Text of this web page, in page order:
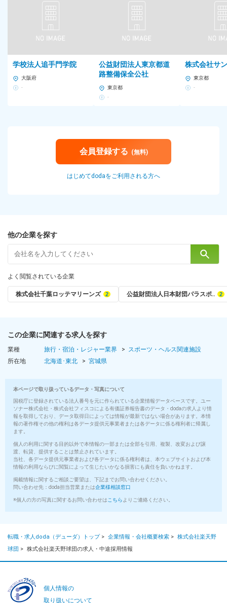
学校法人追手門学院
大阪府
-
公益財団法人東京都道
路整備保全公社
東京都
-
株式会社サ
東京都
-
会員登録する (無料)
はじめてdodaをご利用される方へ
他の企業を探す
よく閲覧されている企業
株式会社千葉ロッテマリーンズ 公益財団法人日本財団パラスポ‥
この企業に関連する求人を探す
業種 旅行・宿泊・レジャー業界
スポーツ・ヘルス関連施設
所在地
北海道･東北 宮城県
本ページで取り扱っているデータ・写真について
国税庁に登録されている法人番号を元に作られている企業情報データベースです。ユー
ソナー株式会社・株式会社フィスコによる有価証券報告書のデータ・dodaの求人より情
報を取得しており、データ取得日によっては情報が最新ではない場合があります。本情
報の著作権その他の権利は各データ提供元事業者または各データに係る権利者に帰属し
ます。
個人の利用に関する目的以外で本情報の一部または全部を引用、複製、改変および譲
渡、転貸、提供することは禁止されています。
当社、各データ提供元事業者および各データに係る権利者は、本ウェブサイトおよび本
情報の利用ならびに閲覧によって生じたいかなる損害にも責任を負いかねます。
掲載情報に関するご相談ご要望は、下記までお問い合わせください。
問い合わせ先：doda担当営業または企業様相談窓口
※個人の方の写真に関するお問い合わせは こちら よりご連絡ください。
転職・求人doda（デューダ）トップ> 企業情報・会社概要検索 > 株式会社楽天野
球団 > 株式会社楽天野球団の求人・中途採用情報
個人情報の
取り扱いについて